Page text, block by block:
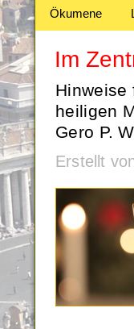
Ökumene
Im
Hinweise
heiligen
Gero P.
Erstellt